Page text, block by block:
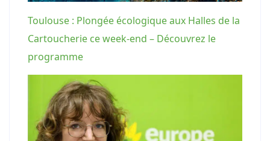
Toulouse : Plongée écologique aux Halles de la
Cartoucherie ce week-end – Découvrez le
programme